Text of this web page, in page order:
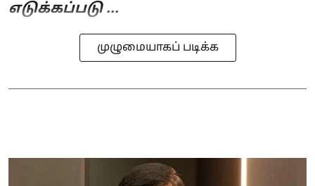
எடுக்கப்படு ...
முழுமையாகப் படிக்க